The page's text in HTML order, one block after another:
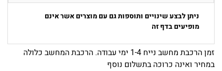
ניתן לבצע שינויים ותוספות גם עם מוצרים אשר אינם
מופיעים בדף זה
זמן הרכבת מחשב נייח 1-4 ימי עבודה. הרכבת המחשב כלולה
במחיר ואינה כרוכה בתשלום נוסף